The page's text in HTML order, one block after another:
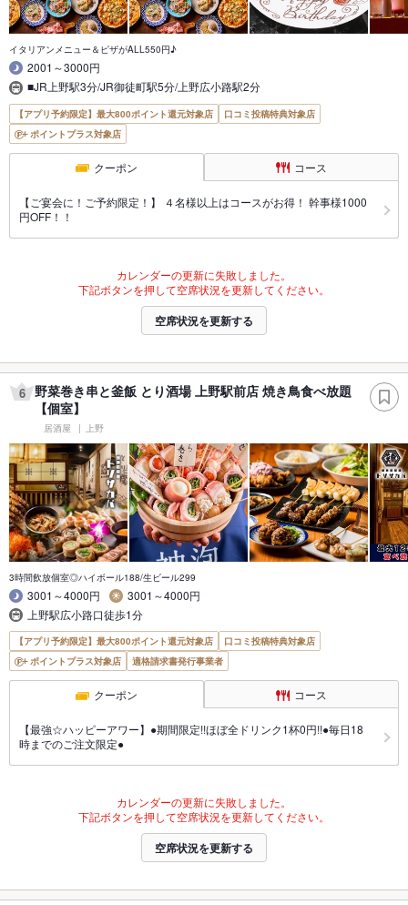
イタリアンメニュー＆ピザがALL550円♪
2001～3000円
■JR上野駅3分/JR御徒町駅5分/上野広小路駅2分
【アプリ予約限定】最大800ポイント還元対象店
口コミ投稿特典対象店
ポイントプラス対象店
クーポン コース
【ご宴会に！ご予約限定！】 ４名様以上はコースがお得！ 幹事様1000
円OFF！！
カレンダーの更新に失敗しました。
下記ボタンを押して空席状況を更新してください。
空席状況を更新する
6
野菜巻き串と釜飯 とり酒場 上野駅前店 焼き鳥食べ放題
【個室】
居酒屋 上野
3時間飲放個室◎ハイボール188/生ビール299
3001～4000円
3001～4000円
上野駅広小路口徒歩1分
【アプリ予約限定】最大800ポイント還元対象店
口コミ投稿特典対象店
ポイントプラス対象店
適格請求書発行事業者
クーポン コース
【最強☆ハッピーアワー】●期間限定!!ほぼ全ドリンク1杯0円!!●毎日18
時までのご注文限定●
カレンダーの更新に失敗しました。
下記ボタンを押して空席状況を更新してください。
空席状況を更新する